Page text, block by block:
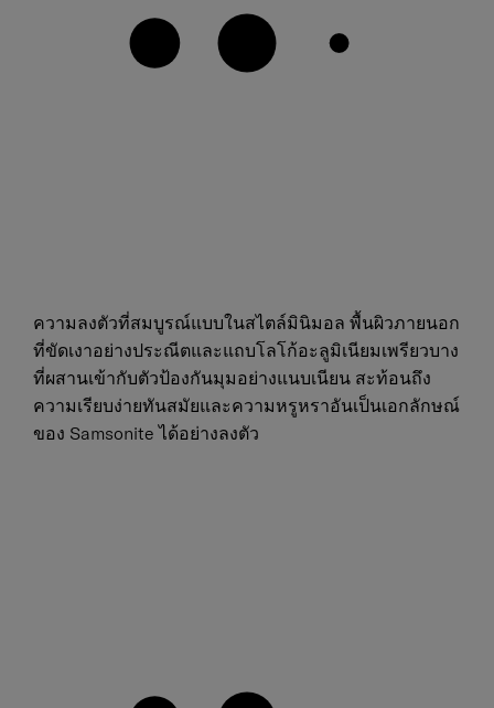
ความลงตัวที่สมบูรณ์แบบในสไตล์มินิมอล พื้นผิวภายนอก
ที่ขัดเงาอย่างประณีตและแถบโลโก้อะลูมิเนียมเพรียวบาง
ที่ผสานเข้ากับตัวป้องกันมุมอย่างแนบเนียน สะท้อนถึง
ความเรียบง่ายทันสมัยและความหรูหราอันเป็นเอกลักษณ์
ของ Samsonite ได้อย่างลงตัว